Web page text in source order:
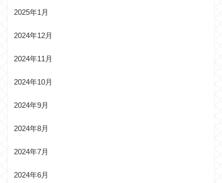
2025年1月
2024年12月
2024年11月
2024年10月
2024年9月
2024年8月
2024年7月
2024年6月